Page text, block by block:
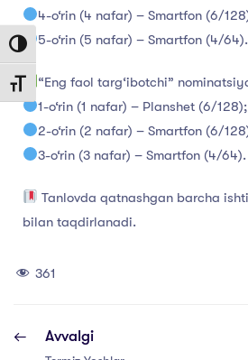
Toggle High Contrast
Toggle Font size
4-o‘rin (4 nafar) – Smartfon (6/
5-o‘rin (5 nafar) – Smartfon (4/64).
“Eng faol targ‘ibotchi”
1-o‘rin (1 nafar) – Planshet (6/128);
2-o‘rin (2 nafar) – Smartfon (6/
3-o‘rin (3 nafar) – Smartfon (4/64).
Tanlovda qatnashgan barcha
bilan taqdirlanadi.
361
Avvalgi